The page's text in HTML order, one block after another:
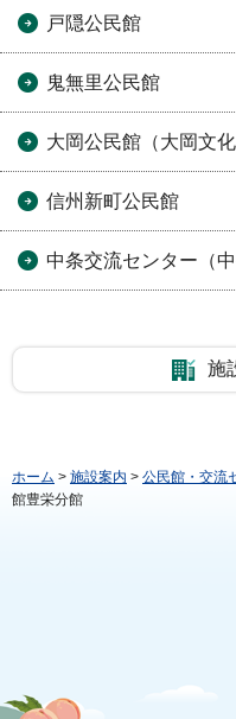
戸隠公民館
鬼無里公民館
大岡公民館（大岡文化
信州新町公民館
中条交流センター（
施
ホーム > 施設案内 > 公民館・交流
館豊栄分館